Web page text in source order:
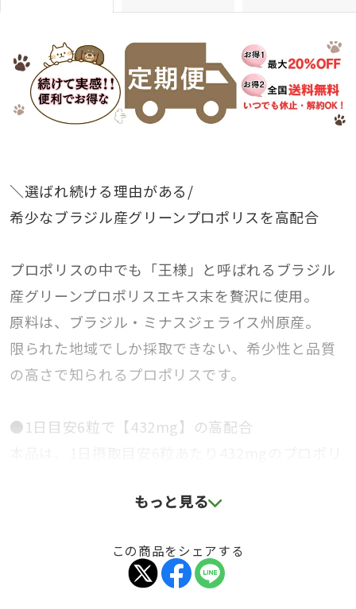
＼選ばれ続ける理由がある/
希少なブラジル産グリーンプロポリスを高配合
プロポリスの中でも「王様」と呼ばれるブラジル
産グリーンプロポリスエキス末を贅沢に使用。
原料は、ブラジル・ミナスジェライス州原産。
限られた地域でしか採取できない、希少性と品質
の高さで知られるプロポリスです。
●1日目安6粒で【432mg】の高配合
毎日のコンディションを意識する方にうれしい、
●独自製剤で『水に溶ける』新しいプロポリス
もっと見る
この商品をシェアする